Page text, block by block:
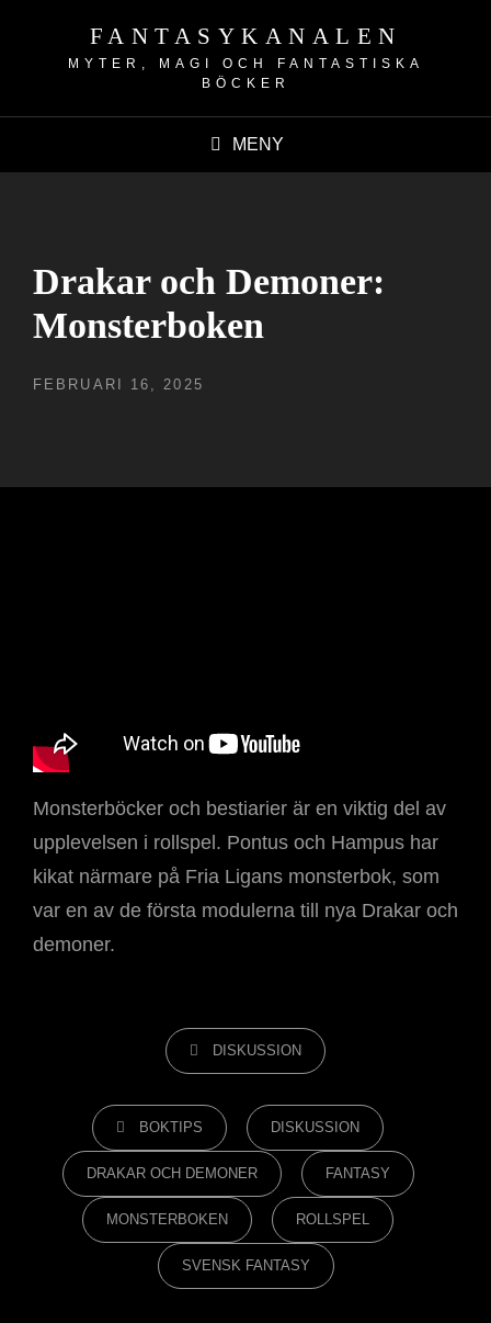
FANTASYKANALEN
MYTER, MAGI OCH FANTASTISKA
BÖCKER
MENY
Drakar och Demoner:
Monsterboken
PUBLICERAT
FEBRUARI 16, 2025
Monsterböcker och bestiarier är en viktig del av
upplevelsen i rollspel. Pontus och Hampus har
kikat närmare på Fria Ligans monsterbok, som
var en av de första modulerna till nya Drakar och
demoner.
KATEGORIER
DISKUSSION
ETIKETTER,
BOKTIPS DISKUSSION
DRAKAR OCH DEMONER FANTASY
MONSTERBOKEN ROLLSPEL
SVENSK FANTASY